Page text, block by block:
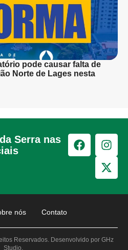
pode causar falta de
Norte de Lages nesta
Serra nas
nós Contato
Reservados. Desenvolvido por GHz
Studio.